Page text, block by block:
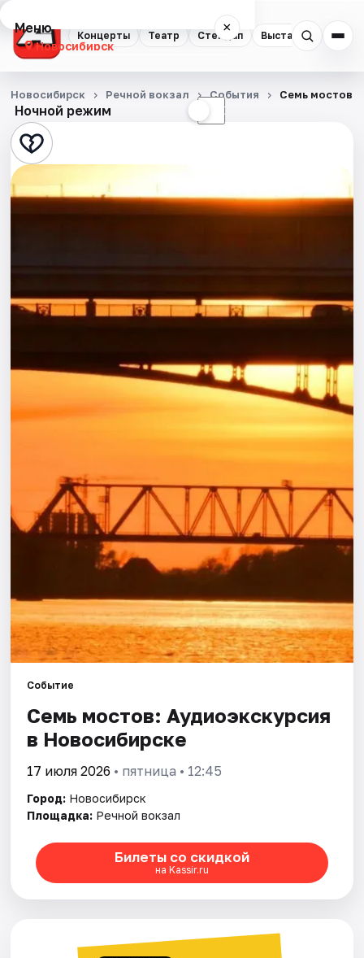
Концерты Театр Стендап Выставки
Меню ×
Новосибирск
Концерты
Театр
Стендап
Выставки
Спорт
Города
Артисты
Рейтинги
Ночной режим ☾
Новосибирск Речной вокзал События Семь мостов:
Событие
Семь мостов: Аудиоэкскурсия
в Новосибирске
17 июля 2026 • пятница • 12:45
Город: Новосибирск
Площадка: Речной вокзал
Билеты со скидкой
на Kassir.ru